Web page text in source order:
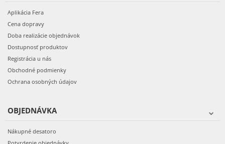
Aplikácia Fera
Cena dopravy
Doba realizácie objednávok
Dostupnosť produktov
Registrácia u nás
Obchodné podmienky
Ochrana osobných údajov
OBJEDNÁVKA
Nákupné desatoro